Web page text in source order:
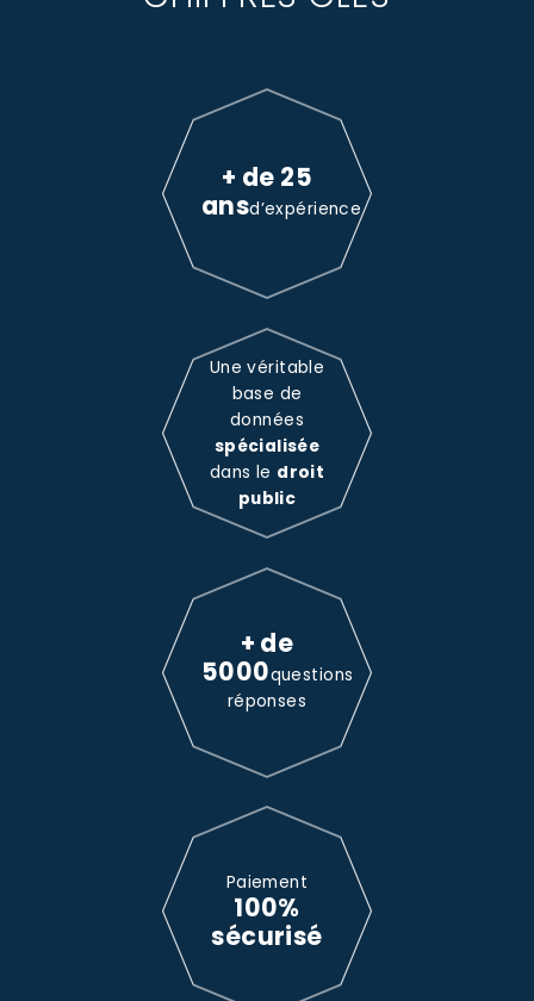
+ de 25
ansd’expérience
Une véritable
base de
données
spécialisée
dans le droit
public
+ de
5000questions
réponses
Paiement
100%
sécurisé